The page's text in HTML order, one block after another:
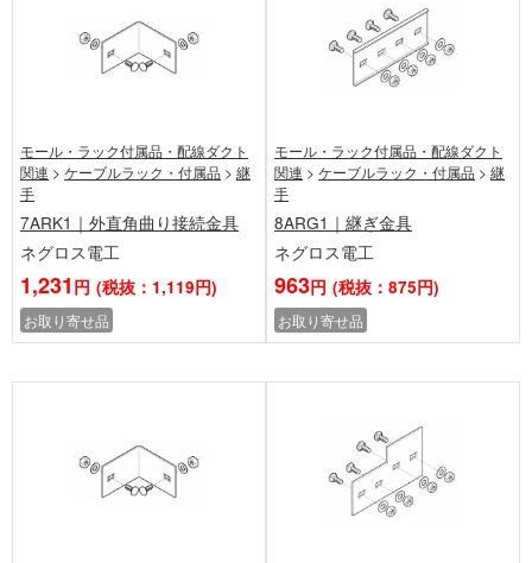
モール・ラック付属品・配線ダクト
関連 > ケーブルラック・付属品 > 継
手
7ARK1｜外直角曲り接続金具
ネグロス電工
1,231 円 (税抜：1,119円)
お取り寄せ品
モール・ラック付属品・配線ダクト
関連 > ケーブルラック・付属品 > 継
手
8ARG1｜継ぎ金具
ネグロス電工
963円 (税抜：875円)
お取り寄せ品